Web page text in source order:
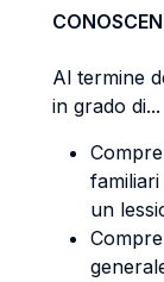
Al termine
in grado di...
un